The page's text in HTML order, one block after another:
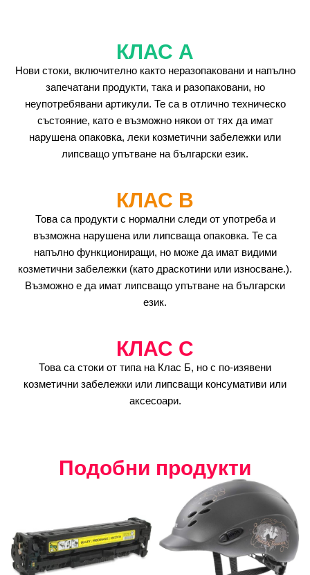
КЛАС А
Нови стоки, включително както неразопаковани и напълно
запечатани продукти, така и разопаковани, но
неупотребявани артикули. Те са в отлично техническо
състояние, като е възможно някои от тях да имат
нарушена опаковка, леки козметични забележки или
липсващо упътване на български език.
КЛАС B
Това са продукти с нормални следи от употреба и
възможна нарушена или липсваща опаковка. Те са
напълно функциониращи, но може да имат видими
козметични забележки (като драскотини или износване.).
Възможно е да имат липсващо упътване на български
език.
КЛАС C
Това са стоки от типа на Клас Б, но с по-изявени
козметични забележки или липсващи консумативи или
аксесоари.
Подобни продукти